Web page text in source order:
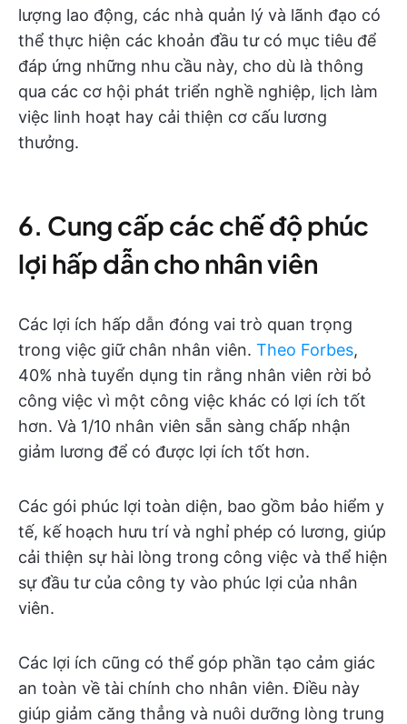
lượng lao động, các nhà quản lý và lãnh đạo có
thể thực hiện các khoản đầu tư có mục tiêu để
đáp ứng những nhu cầu này, cho dù là thông
qua các cơ hội phát triển nghề nghiệp, lịch làm
việc linh hoạt hay cải thiện cơ cấu lương
thưởng.
6. Cung cấp các chế độ phúc
lợi hấp dẫn cho nhân viên
Các lợi ích hấp dẫn đóng vai trò quan trọng
trong việc giữ chân nhân viên. Theo Forbes,
40% nhà tuyển dụng tin rằng nhân viên rời bỏ
công việc vì một công việc khác có lợi ích tốt
hơn. Và 1/10 nhân viên sẵn sàng chấp nhận
giảm lương để có được lợi ích tốt hơn.
Các gói phúc lợi toàn diện, bao gồm bảo hiểm y
tế, kế hoạch hưu trí và nghỉ phép có lương, giúp
cải thiện sự hài lòng trong công việc và thể hiện
sự đầu tư của công ty vào phúc lợi của nhân
viên.
Các lợi ích cũng có thể góp phần tạo cảm giác
an toàn về tài chính cho nhân viên. Điều này
giúp giảm căng thẳng và nuôi dưỡng lòng trung